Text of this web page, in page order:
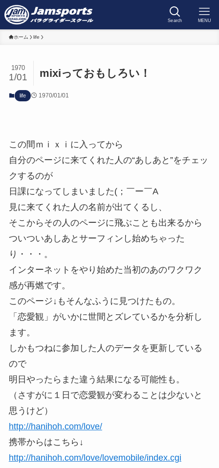
Search MENU
ホーム life
mixiっておもしろい！
1970
1/01
life 1970/01/01
この間ｍｉｘｉに入ってから
自分のページに来てくれた人の“あしあと”をチェッ
クするのが
日課になってしまいました(；￣ー￣A
見に来てくれた人の名前が出てくるし、
そこからその人のページに飛ぶことも出来るから
ついついあしあとサーフィンし始めちゃった
り・・・。
インターネットをやり始めた当初のあのワクワク
感が再燃です。
このページ↓もそんなふうに見つけたもの。
「恋愛観」がいかに世間とズレているかを分析し
ます。
しかもつねに参加した人のデータを更新している
ので
明日やったらまた違う結果になる可能性も。
（さすがに１日で恋愛観が変わることは少ないと
思うけど）
http://hanihoh.com/love/
携帯からはこちら↓
http://hanihoh.com/love/lovemobile/index.cgi